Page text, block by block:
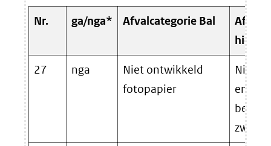
Nr. ga/nga* Afvalcategorie Bal
27 nga
Niet ontwikkeld
fotopapier
Niet-
en
zwart-